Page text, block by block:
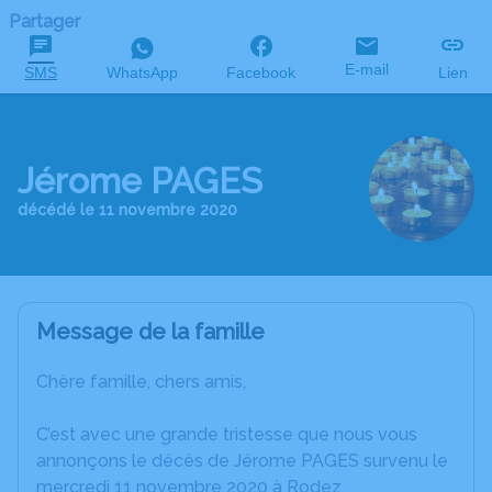
Partager
SMS WhatsApp Facebook E-mail Lien
Jérome PAGES
décédé le 11 novembre 2020
Message de la famille
Chère famille, chers amis,
C’est avec une grande tristesse que nous vous
annonçons le décès de Jérome PAGES survenu le
mercredi 11 novembre 2020 à Rodez.